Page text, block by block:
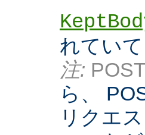
れてい
注:
ら、
リクエ